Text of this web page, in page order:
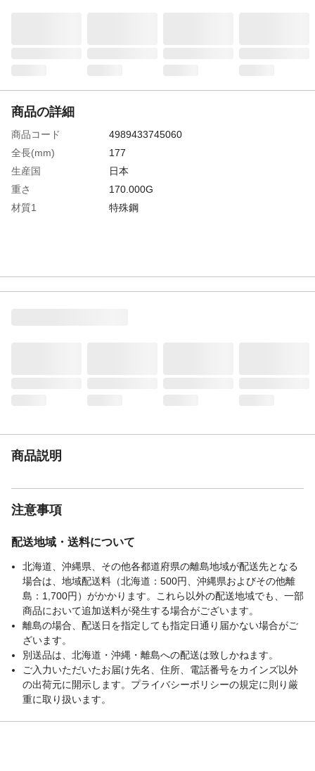
商品の詳細
商品コード
4989433745060
全長(mm)
177
生産国
日本
重さ
170.000G
材質1
特殊鋼
商品説明
注意事項
配送地域・送料について
北海道、沖縄県、その他各都道府県の離島地域が配送先となる
場合は、地域配送料（北海道：500円、沖縄県およびその他離
島：1,700円）がかかります。これら以外の配送地域でも、一部
商品において追加送料が発生する場合がございます。
離島の場合、配送日を指定しても指定日通り届かない場合がご
ざいます。
別送品は、北海道・沖縄・離島への配送は致しかねます。
ご入力いただいたお届け先名、住所、電話番号をカインズ以外
の出荷元に開示します。プライバシーポリシーの規定に則り厳
重に取り扱います。